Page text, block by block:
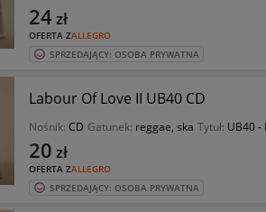
OFERTA ZALLEGRO
24 zł
SPRZEDAJĄCY: OSOBA PRYWATNA
Labour Of Love II UB40 CD
Nośnik: CD Gatunek: reggae, ska Tytuł: UB40 -
OFERTA ZALLEGRO
20 zł
SPRZEDAJĄCY: OSOBA PRYWATNA